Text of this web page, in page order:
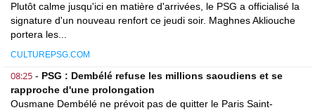
Plutôt calme jusqu'ici en matière d'arrivées, le PSG a officialisé la
signature d'un nouveau renfort ce jeudi soir. Maghnes Akliouche
portera les...
CULTUREPSG.COM
08:25 - PSG : Dembélé refuse les millions saoudiens et se
rapproche d'une prolongation
Ousmane Dembélé ne prévoit pas de quitter le Paris Saint-